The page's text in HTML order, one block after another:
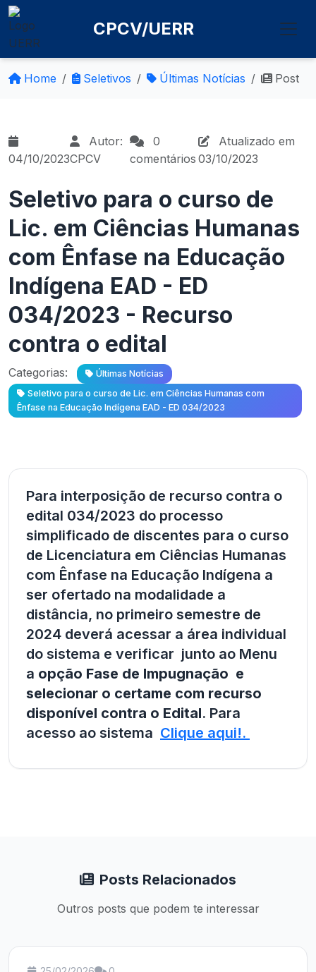
CPCV/UERR
Home Seletivos Últimas Notícias Post
04/10/2023
Autor:
CPCV
0
comentários
Atualizado em
03/10/2023
Seletivo para o curso de
Lic. em Ciências Humanas
com Ênfase na Educação
Indígena EAD - ED
034/2023 - Recurso
contra o edital
Categorias:
Últimas Notícias
Seletivo para o curso de Lic. em Ciências Humanas com
Ênfase na Educação Indígena EAD - ED 034/2023
Para interposição de recurso contra o
edital 034/2023 do processo
simplificado de discentes para o curso
de Licenciatura em Ciências Humanas
com Ênfase na Educação Indígena a
ser ofertado na modalidade a
distância, no primeiro semestre de
2024 deverá acessar a área individual
do sistema e verificar junto ao Menu
a opção Fase de Impugnação e
selecionar o certame com recurso
disponível contra o Edital. Para
acesso ao sistema Clique aqui!.
Posts Relacionados
Outros posts que podem te interessar